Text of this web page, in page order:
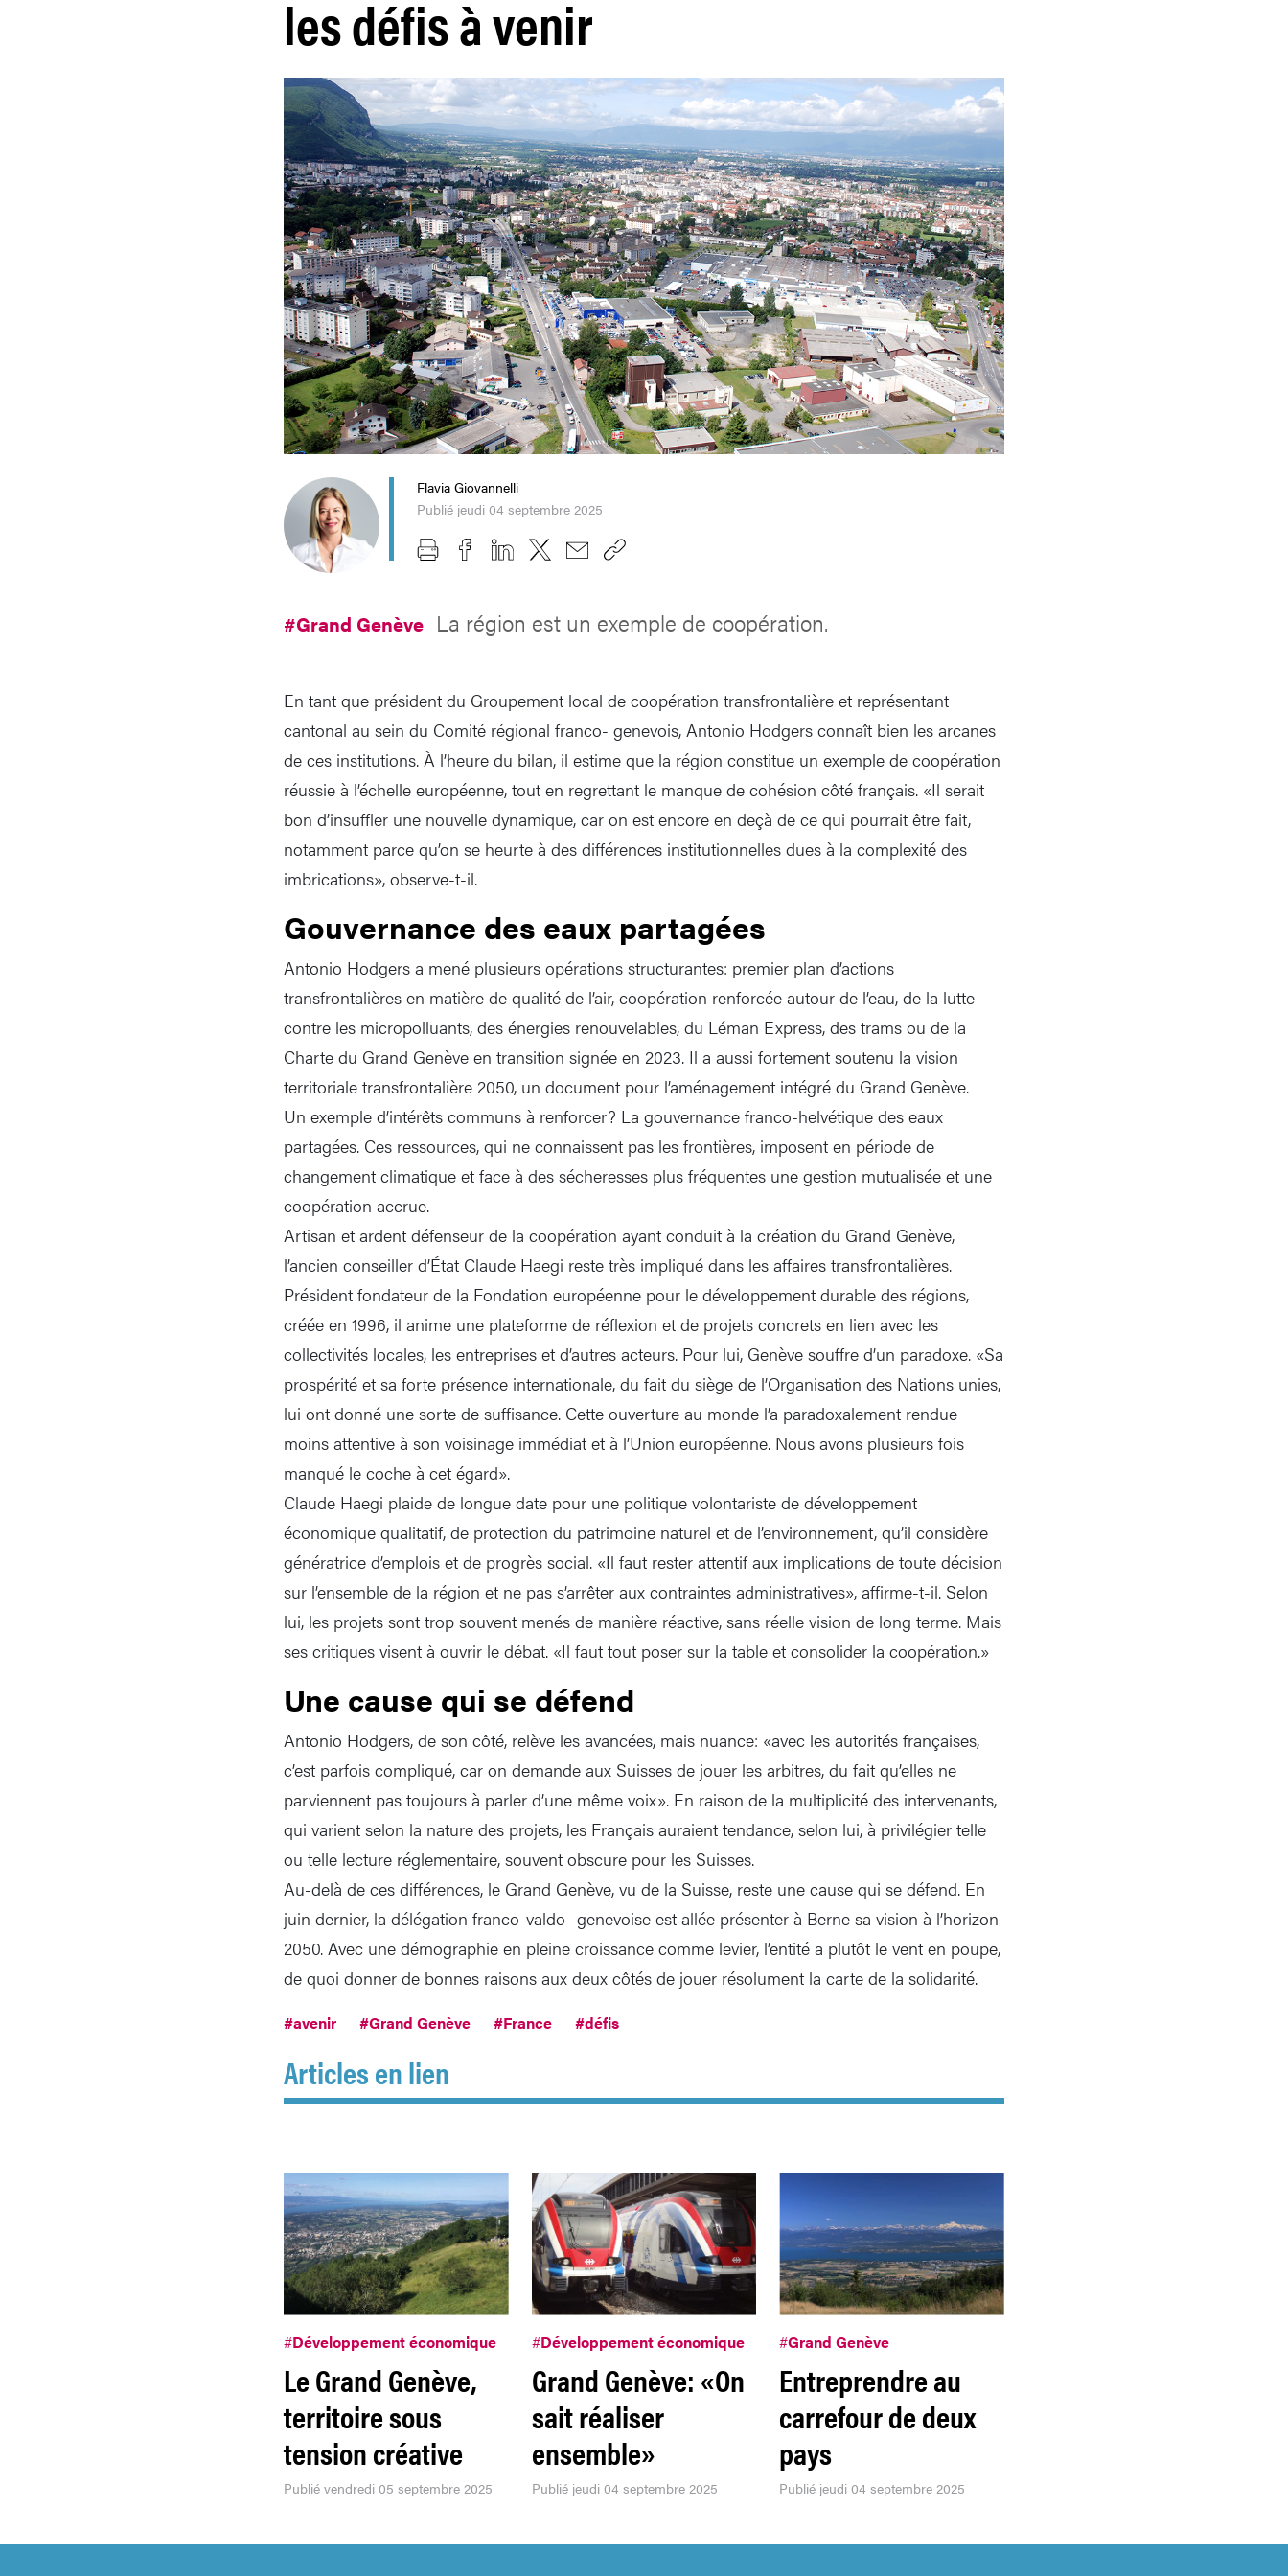
les défis à venir
Flavia Giovannelli
Publié jeudi 04 septembre 2025
#Grand Genève La région est un exemple de coopération.
En tant que président du Groupement local de coopération transfrontalière et représentant
cantonal au sein du Comité régional franco- genevois, Antonio Hodgers connaît bien les arcanes
de ces institutions. À l’heure du bilan, il estime que la région constitue un exemple de coopération
réussie à l’échelle européenne, tout en regrettant le manque de cohésion côté français. «Il serait
bon d’insuffler une nouvelle dynamique, car on est encore en deçà de ce qui pourrait être fait,
notamment parce qu’on se heurte à des différences institutionnelles dues à la complexité des
imbrications», observe-t-il.
Gouvernance des eaux partagées
Antonio Hodgers a mené plusieurs opérations structurantes: premier plan d’actions
transfrontalières en matière de qualité de l’air, coopération renforcée autour de l’eau, de la lutte
contre les micropolluants, des énergies renouvelables, du Léman Express, des trams ou de la
Charte du Grand Genève en transition signée en 2023. Il a aussi fortement soutenu la vision
territoriale transfrontalière 2050, un document pour l’aménagement intégré du Grand Genève.
Un exemple d’intérêts communs à renforcer? La gouvernance franco-helvétique des eaux
partagées. Ces ressources, qui ne connaissent pas les frontières, imposent en période de
changement climatique et face à des sécheresses plus fréquentes une gestion mutualisée et une
coopération accrue.
Artisan et ardent défenseur de la coopération ayant conduit à la création du Grand Genève,
l’ancien conseiller d’État Claude Haegi reste très impliqué dans les affaires transfrontalières.
Président fondateur de la Fondation européenne pour le développement durable des régions,
créée en 1996, il anime une plateforme de réflexion et de projets concrets en lien avec les
collectivités locales, les entreprises et d’autres acteurs. Pour lui, Genève souffre d’un paradoxe. «Sa
prospérité et sa forte présence internationale, du fait du siège de l’Organisation des Nations unies,
lui ont donné une sorte de suffisance. Cette ouverture au monde l’a paradoxalement rendue
moins attentive à son voisinage immédiat et à l’Union européenne. Nous avons plusieurs fois
manqué le coche à cet égard».
Claude Haegi plaide de longue date pour une politique volontariste de développement
économique qualitatif, de protection du patrimoine naturel et de l’environnement, qu’il considère
génératrice d’emplois et de progrès social. «Il faut rester attentif aux implications de toute décision
sur l’ensemble de la région et ne pas s’arrêter aux contraintes administratives», affirme-t-il. Selon
lui, les projets sont trop souvent menés de manière réactive, sans réelle vision de long terme. Mais
ses critiques visent à ouvrir le débat. «Il faut tout poser sur la table et consolider la coopération.»
Une cause qui se défend
Antonio Hodgers, de son côté, relève les avancées, mais nuance: «avec les autorités françaises,
c’est parfois compliqué, car on demande aux Suisses de jouer les arbitres, du fait qu’elles ne
parviennent pas toujours à parler d’une même voix». En raison de la multiplicité des intervenants,
qui varient selon la nature des projets, les Français auraient tendance, selon lui, à privilégier telle
ou telle lecture réglementaire, souvent obscure pour les Suisses.
Au-delà de ces différences, le Grand Genève, vu de la Suisse, reste une cause qui se défend. En
juin dernier, la délégation franco-valdo- genevoise est allée présenter à Berne sa vision à l’horizon
2050. Avec une démographie en pleine croissance comme levier, l’entité a plutôt le vent en poupe,
de quoi donner de bonnes raisons aux deux côtés de jouer résolument la carte de la solidarité.
#avenir #Grand Genève #France #défis
Articles en lien
#Développement économique
Le Grand Genève,
territoire sous
tension créative
Publié vendredi 05 septembre 2025
#Développement économique
Grand Genève: «On
sait réaliser
ensemble»
Publié jeudi 04 septembre 2025
#Grand Genève
Entreprendre au
carrefour de deux
pays
Publié jeudi 04 septembre 2025